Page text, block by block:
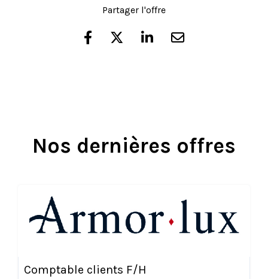
Partager l'offre
Nos dernières offres
Comptable clients F/H